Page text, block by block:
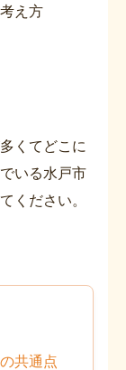
え方
くてどこに
いる水戸市
ください。
共通点